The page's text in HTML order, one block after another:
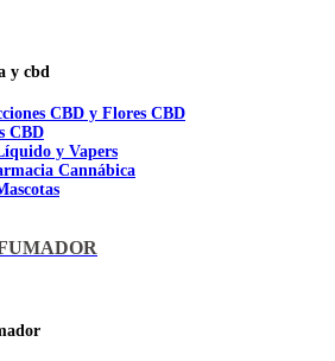
y cbd
CBD y Flores CBD
CBD
y Vapers
Cannábica